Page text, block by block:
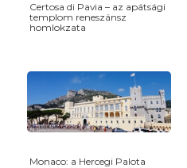
Certosa di Pavia – az apátsági
templom reneszánsz
homlokzata
Monaco: a Hercegi Palota